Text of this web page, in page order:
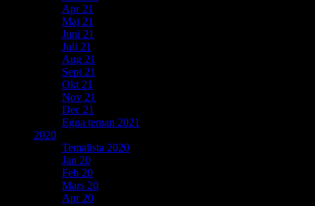
Apr 21
Maj 21
Juni 21
Juli 21
Aug 21
Sept 21
Okt 21
Nov 21
Dec 21
Egna teman 2021
2020
Temalista 2020
Jan 20
Feb 20
Mars 20
Apr 20